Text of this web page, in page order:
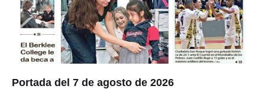
Portada del 7 de agosto de 2026